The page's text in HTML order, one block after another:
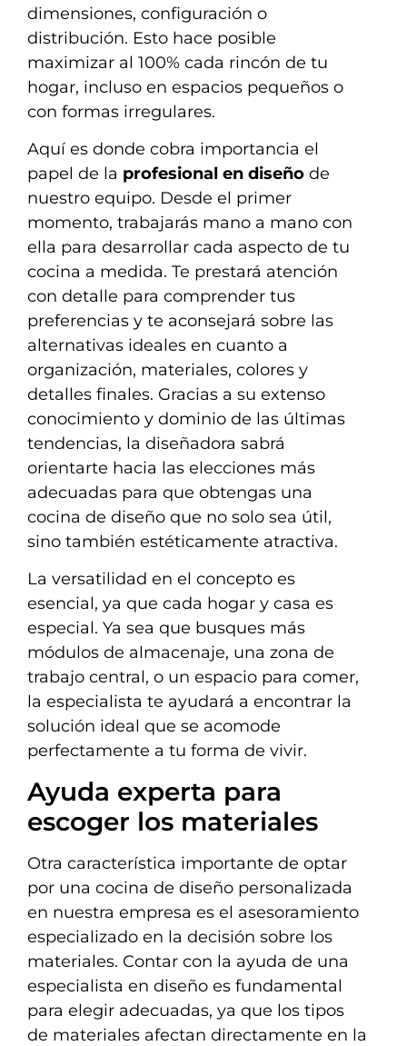
dimensiones, configuración o
distribución. Esto hace posible
maximizar al 100% cada rincón de tu
hogar, incluso en espacios pequeños o
con formas irregulares.
Aquí es donde cobra importancia el
papel de la profesional en diseño de
nuestro equipo. Desde el primer
momento, trabajarás mano a mano con
ella para desarrollar cada aspecto de tu
cocina a medida. Te prestará atención
con detalle para comprender tus
preferencias y te aconsejará sobre las
alternativas ideales en cuanto a
organización, materiales, colores y
detalles finales. Gracias a su extenso
conocimiento y dominio de las últimas
tendencias, la diseñadora sabrá
orientarte hacia las elecciones más
adecuadas para que obtengas una
cocina de diseño que no solo sea útil,
sino también estéticamente atractiva.
La versatilidad en el concepto es
esencial, ya que cada hogar y casa es
especial. Ya sea que busques más
módulos de almacenaje, una zona de
trabajo central, o un espacio para comer,
la especialista te ayudará a encontrar la
solución ideal que se acomode
perfectamente a tu forma de vivir.
Ayuda experta para
escoger los materiales
Otra característica importante de optar
por una cocina de diseño personalizada
en nuestra empresa es el asesoramiento
especializado en la decisión sobre los
materiales. Contar con la ayuda de una
especialista en diseño es fundamental
para elegir adecuadas, ya que los tipos
de materiales afectan directamente en la